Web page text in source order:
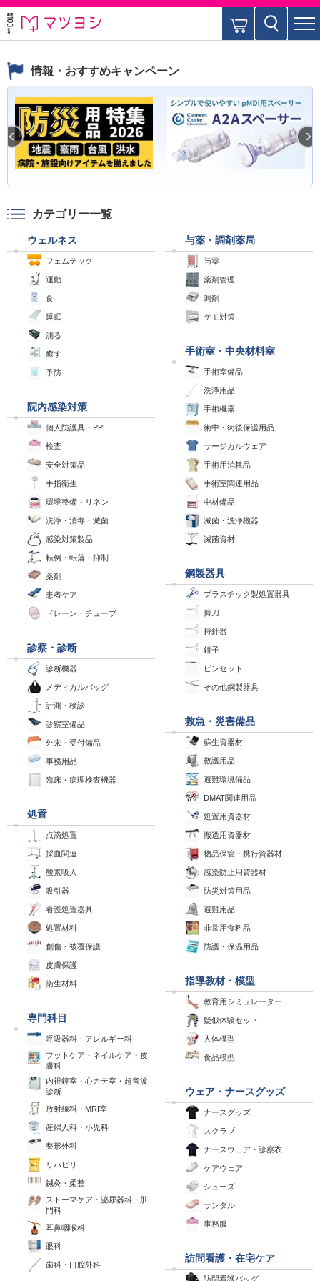
情報・おすすめキャンペーン
カテゴリー一覧
ウェルネス
フェムテック
運動
食
睡眠
測る
癒す
予防
院内感染対策
個人防護具・PPE
検査
安全対策品
手指衛生
環境整備・リネン
洗浄・消毒・滅菌
感染対策製品
転倒・転落・抑制
薬剤
患者ケア
ドレーン・チューブ
診察・診断
診断機器
メディカルバッグ
計測・検診
診察室備品
外来・受付備品
事務用品
臨床・病理検査機器
処置
点滴処置
採血関連
酸素吸入
吸引器
看護処置器具
処置材料
創傷・被覆保護
皮膚保護
衛生材料
専門科目
呼吸器科・アレルギー科
フットケア・ネイルケア・皮
膚科
内視鏡室・心カテ室・超音波
診断
放射線科・MRI室
産婦人科・小児科
整形外科
リハビリ
鍼灸・柔整
ストーマケア・泌尿器科・肛
門科
耳鼻咽喉科
眼科
歯科・口腔外科
与薬・調剤薬局
与薬
薬剤管理
調剤
ケモ対策
手術室・中央材料室
手術室備品
洗浄用品
手術機器
術中・術後保護用品
サージカルウェア
手術用消耗品
手術室関連用品
中材備品
滅菌・洗浄機器
滅菌資材
鋼製器具
プラスチック製処置器具
剪刀
持針器
鉗子
ピンセット
その他鋼製器具
救急・災害備品
蘇生資器材
救護用品
避難環境備品
DMAT関連用品
処置用資器材
搬送用資器材
物品保管・携行資器材
感染防止用資器材
防災対策用品
避難用品
非常用食料品
防護・保温用品
指導教材・模型
教育用シミュレーター
疑似体験セット
人体模型
食品模型
ウェア・ナースグッズ
ナースグッズ
スクラブ
ナースウェア・診察衣
ケアウェア
シューズ
サンダル
事務服
訪問看護・在宅ケア
訪問看護バッグ